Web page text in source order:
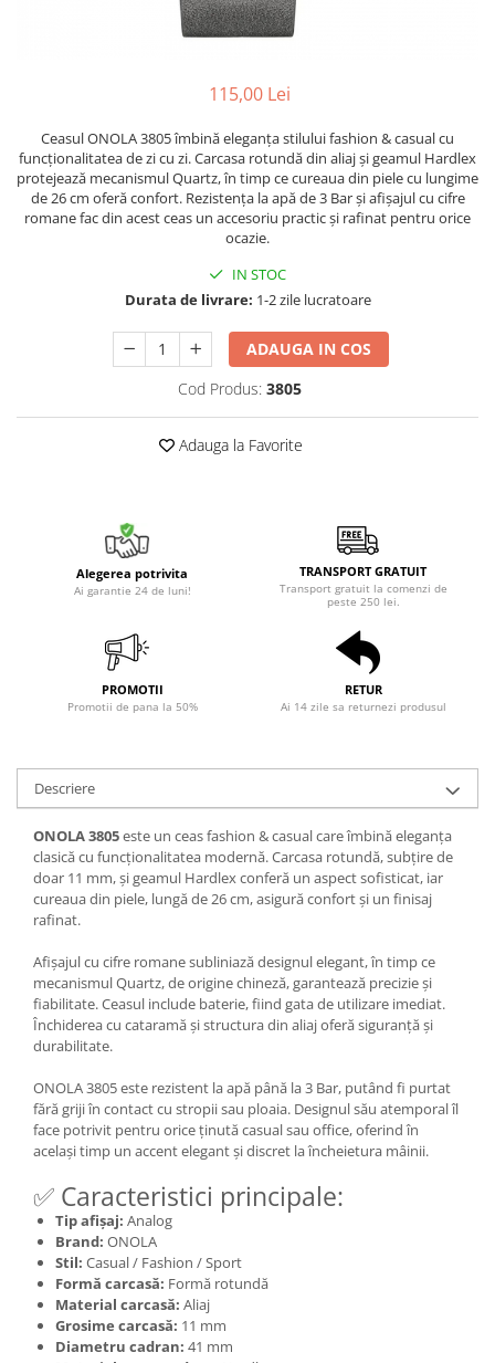
115,00 Lei
Ceasul ONOLA 3805 îmbină eleganța stilului fashion & casual cu
funcționalitatea de zi cu zi. Carcasa rotundă din aliaj și geamul Hardlex
protejează mecanismul Quartz, în timp ce cureaua din piele cu lungime
de 26 cm oferă confort. Rezistența la apă de 3 Bar și afișajul cu cifre
romane fac din acest ceas un accesoriu practic și rafinat pentru orice
ocazie.
IN STOC
Durata de livrare: 1-2 zile lucratoare
ADAUGA IN COS
Cod Produs: 3805
Adauga la Favorite
Alegerea potrivita
Ai garantie 24 de luni!
TRANSPORT GRATUIT
Transport gratuit la comenzi de
peste 250 lei.
PROMOTII
Promotii de pana la 50%
RETUR
Ai 14 zile sa returnezi produsul
Descriere
ONOLA 3805este un ceas fashion & casual care îmbină eleganța
clasică cu funcționalitatea modernă. Carcasa rotundă, subțire de
doar 11 mm, și geamul Hardlex conferă un aspect sofisticat, iar
cureaua din piele, lungă de 26 cm, asigură confort și un finisaj
rafinat.
Afișajul cu cifre romane subliniază designul elegant, în timp ce
mecanismul Quartz, de origine chineză, garantează precizie și
fiabilitate. Ceasul include baterie, fiind gata de utilizare imediat.
Închiderea cu cataramă și structura din aliaj oferă siguranță și
durabilitate.
ONOLA 3805 este rezistent la apă până la 3 Bar, putând fi purtat
fără griji în contact cu stropii sau ploaia. Designul său atemporal îl
face potrivit pentru orice ținută casual sau office, oferind în
același timp un accent elegant și discret la încheietura mâinii.
✅ Caracteristici principale:
Tip afișaj: Analog
Brand: ONOLA
Stil: Casual / Fashion / Sport
Formă carcasă: Formă rotundă
Material carcasă: Aliaj
Grosime carcasă: 11 mm
Diametru cadran: 41 mm